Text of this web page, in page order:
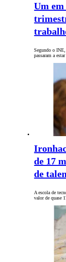
Um em
Segundo o
passaram a
de 17
de
A escola de
valor de quase